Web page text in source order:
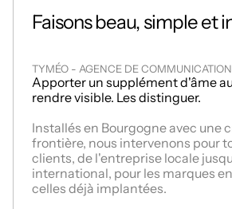
Faisons beau, simple et
TYMÉO - AGENCE DE
Apporter un supplément d'âme
rendre visible. Les distinguer.
Installés en Bourgogne avec une
frontière, nous intervenons pour
clients, de l'entreprise locale
international, pour les marques
celles déjà implantées.